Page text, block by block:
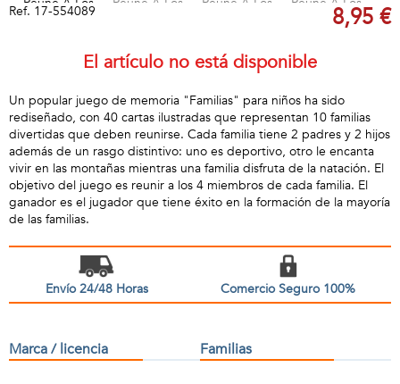
Ref. 17-554089 8,95 €
El artículo no está disponible
Un popular juego de memoria "Familias" para niños ha sido
rediseñado, con 40 cartas ilustradas que representan 10 familias
divertidas que deben reunirse. Cada familia tiene 2 padres y 2 hijos
además de un rasgo distintivo: uno es deportivo, otro le encanta
vivir en las montañas mientras una familia disfruta de la natación. El
objetivo del juego es reunir a los 4 miembros de cada familia. El
ganador es el jugador que tiene éxito en la formación de la mayoría
de las familias.
Envío 24/48 Horas Comercio Seguro 100%
Marca / licencia Familias